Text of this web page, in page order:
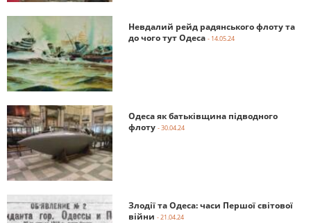
Невдалий рейд радянського флоту та
до чого тут Одеса - 14.05.24
Одеса як батьківщина підводного
флоту - 30.04.24
Злодії та Одеса: часи Першої світової
війни - 21.04.24